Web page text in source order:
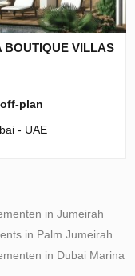
VILLAS
plan
- UAE
in Jumeirah
in Palm Jumeirah
in Dubai Marina